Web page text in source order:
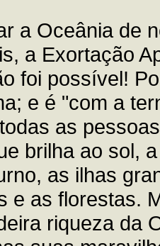
a Oceânia de
a Exortação
foi possível!
e é "com a
as
brilha ao sol,
as ilhas
e as florestas.
riqueza da